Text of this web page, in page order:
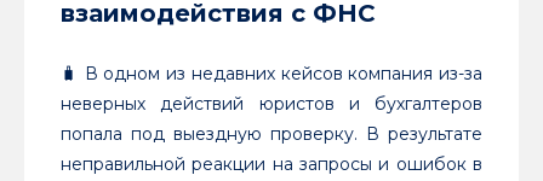
взаимодействия с ФНС
🧳 В одном из недавних кейсов компания из-за
неверных действий юристов и бухгалтеров
попала под выездную проверку. В результате
неправильной реакции на запросы и ошибок в